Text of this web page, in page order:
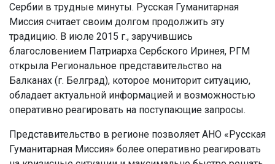
Сербии в трудные минуты. Русская Гуманитарная
Миссия считает своим долгом продолжить эту
традицию. В июле 2015 г., заручившись
благословением Патриарха Сербского Иринея, РГМ
открыла Региональное представительство на
Балканах (г. Белград), которое мониторит ситуацию,
обладает актуальной информацией и возможностью
оперативно реагировать на поступающие запросы.
Представительство в регионе позволяет АНО «Русская
Гуманитарная Миссия» более оперативно реагировать